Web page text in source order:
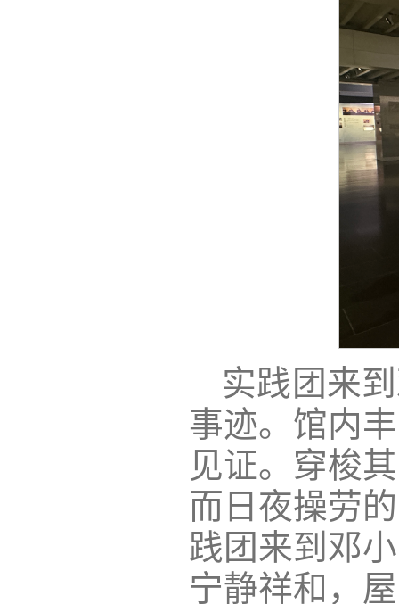
实践团来
事迹。馆内
见证。穿梭
而日夜操劳
践团来到邓
宁静祥和，